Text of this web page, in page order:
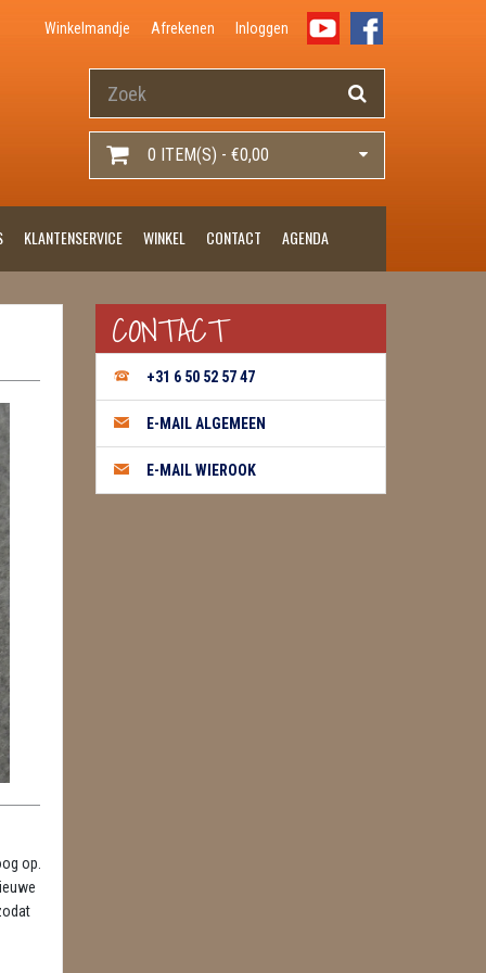
Winkelmandje Afrekenen Inloggen
0 ITEM(S) - €0,00
KLANTENSERVICE WINKEL CONTACT AGENDA
op.
CONTACT
+31 6 50 52 57 47
E-MAIL ALGEMEEN
E-MAIL WIEROOK